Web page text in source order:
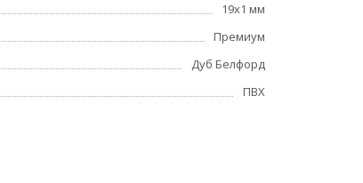
19x1 мм
Премиум
Дуб Белфорд
ПВХ